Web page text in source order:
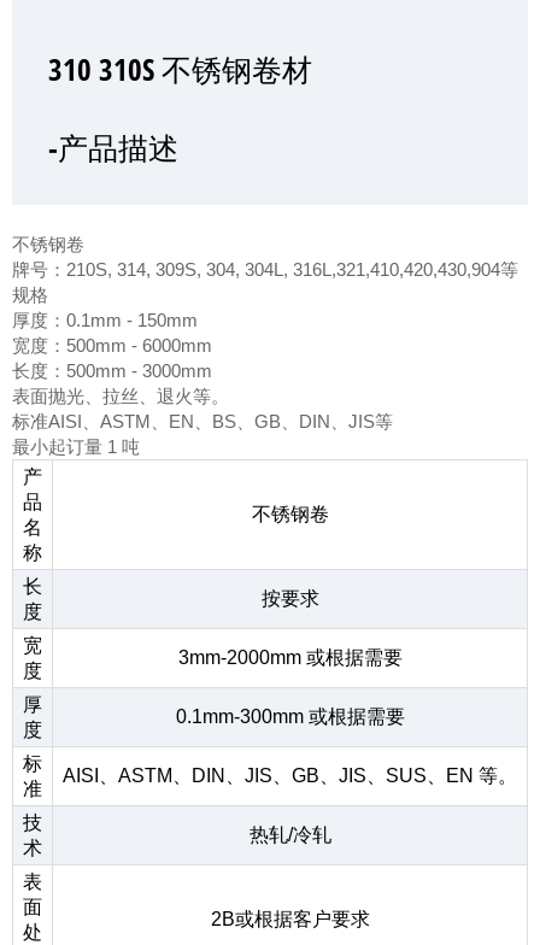
310 310S 不锈钢卷材
-产品描述
不锈钢卷
牌号：210S, 314, 309S, 304, 304L, 316L,321,410,420,430,904等
规格
厚度：0.1mm - 150mm
宽度：500mm - 6000mm
长度：500mm - 3000mm
表面抛光、拉丝、退火等。
标准AISI、ASTM、EN、BS、GB、DIN、JIS等
最小起订量 1 吨
产
品
名
称
不锈钢卷
长
度
按要求
宽
度
3mm-2000mm 或根据需要
厚
度
0.1mm-300mm 或根据需要
标
准
AISI、ASTM、DIN、JIS、GB、JIS、SUS、EN 等。
技
术
热轧/冷轧
表
面
处
2B或根据客户要求
310 310S 不锈钢卷材
—产品展示
310 310S 不锈钢卷材
-厂房
310 310S 不锈钢卷材
-产品包装